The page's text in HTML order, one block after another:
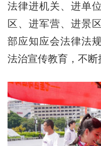
法律进机关、进单
区、进军营、进景
部应知应会法律法
法治宣传教育，不断